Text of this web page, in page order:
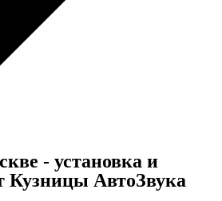
- установка и
Кузницы АвтоЗвука